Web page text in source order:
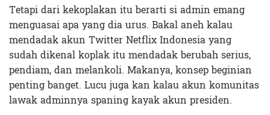
Tetapi dari kekoplakan itu berarti si admin emang
menguasai apa yang dia urus. Bakal aneh kalau
mendadak akun Twitter Netflix Indonesia yang
sudah dikenal koplak itu mendadak berubah serius,
pendiam, dan melankoli. Makanya, konsep beginian
penting banget. Lucu juga kan kalau akun komunitas
lawak adminnya spaning kayak akun presiden.